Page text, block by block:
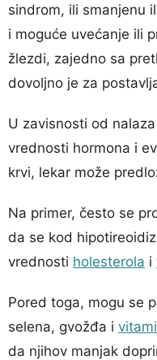
sindrom, ili smanjenu
i moguće uvećanje ili
žlezdi, zajedno sa
dovoljno je za
U zavisnosti od
vrednosti hormona i
krvi, lekar može
Na primer, često se
da se kod
vrednosti holesterola i
Pored toga, mogu se
selena, gvožđa i
da njihov manjak